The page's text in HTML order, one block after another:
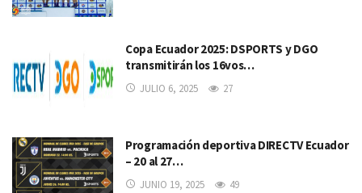
Copa Ecuador 2025: DSPORTS y DGO
transmitirán los 16vos…
JULIO 6, 2025 27
Programación deportiva DIRECTV Ecuador
– 20 al 27…
JUNIO 19, 2025 49